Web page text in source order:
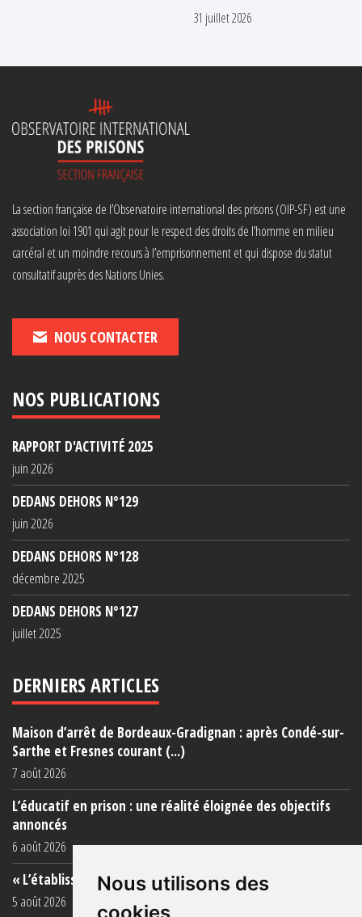
Nous utilisons des
31 juillet 2026
La section française de l’Observatoire international des prisons (OIP-SF) est une
association loi 1901 qui agit pour le respect des droits de l’homme en milieu
carcéral et un moindre recours à l’emprisonnement et qui dispose du statut
consultatif auprès des Nations Unies.
NOUS CONTACTER
NOS PUBLICATIONS
RAPPORT D'ACTIVITÉ 2025
juin 2026
DEDANS DEHORS N°129
juin 2026
DEDANS DEHORS N°128
décembre 2025
DEDANS DEHORS N°127
juillet 2025
DERNIERS ARTICLES
Maison d’arrêt de Bordeaux-Gradignan : après Condé-sur-
Sarthe et Fresnes courant (...)
7 août 2026
L’éducatif en prison : une réalité éloignée des objectifs
annoncés
6 août 2026
« L’établissement est une porcherie totale »
5 août 2026